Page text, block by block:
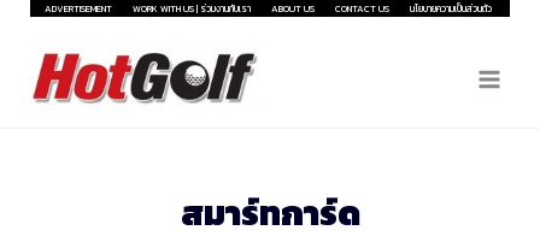
Skip
content
ADVERTISEMENT WORK WITH US | ร่วมงานกับเรา ABOUT US CONTACT US นโยบายความเป็นส่วนตัว
สมาร์ทการ์ด